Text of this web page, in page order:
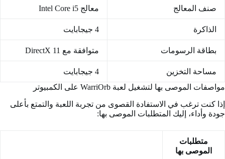
صنف المعالج معالج Intel Core i5
الذاكرة 4 جيجابايت
بطاقة الرسومات متوافقة مع DirectX 11
مساحة التخزين
4 جيجابايت
مواصفات الموصى بها لتشغيل لعبة WarriOrb على الكمبيوتر
إذا كنت ترغب في الاستفادة القصوى من تجربة اللعبة والتمتع بأعلى
جودة وأداء، إليك المتطلبات الموصى بها:
متطلبات
الموصى بها